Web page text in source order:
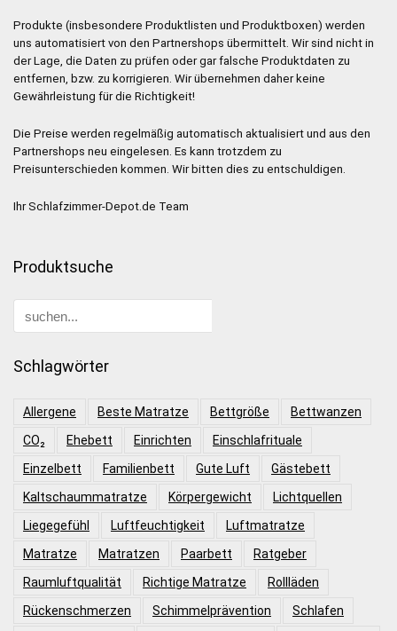
Produkte (insbesondere Produktlisten und Produktboxen) werden
uns automatisiert von den Partnershops übermittelt. Wir sind nicht in
der Lage, die Daten zu prüfen oder gar falsche Produktdaten zu
entfernen, bzw. zu korrigieren. Wir übernehmen daher keine
Gewährleistung für die Richtigkeit!
Die Preise werden regelmäßig automatisch aktualisiert und aus den
Partnershops neu eingelesen. Es kann trotzdem zu
Preisunterschieden kommen. Wir bitten dies zu entschuldigen.
Ihr Schlafzimmer-Depot.de Team
Produktsuche
Schlagwörter
Allergene Beste Matratze Bettgröße
Bettwanzen
CO₂
Ehebett Einrichten
Einschlafrituale
Einzelbett
Familienbett Gute Luft
Gästebett
Kaltschaummatratze
Körpergewicht
Lichtquellen
Liegegefühl
Luftfeuchtigkeit
Luftmatratze
Matratze
Matratzen Paarbett
Ratgeber
Raumluftqualität
Richtige Matratze
Rollläden
Rückenschmerzen
Schimmelprävention Schlafen